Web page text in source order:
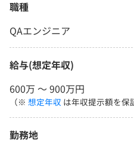
職種
QAエンジニア
給与(想定年収)
600万 〜 900万円
（※ 想定年収 は年収提示額を保
勤務地